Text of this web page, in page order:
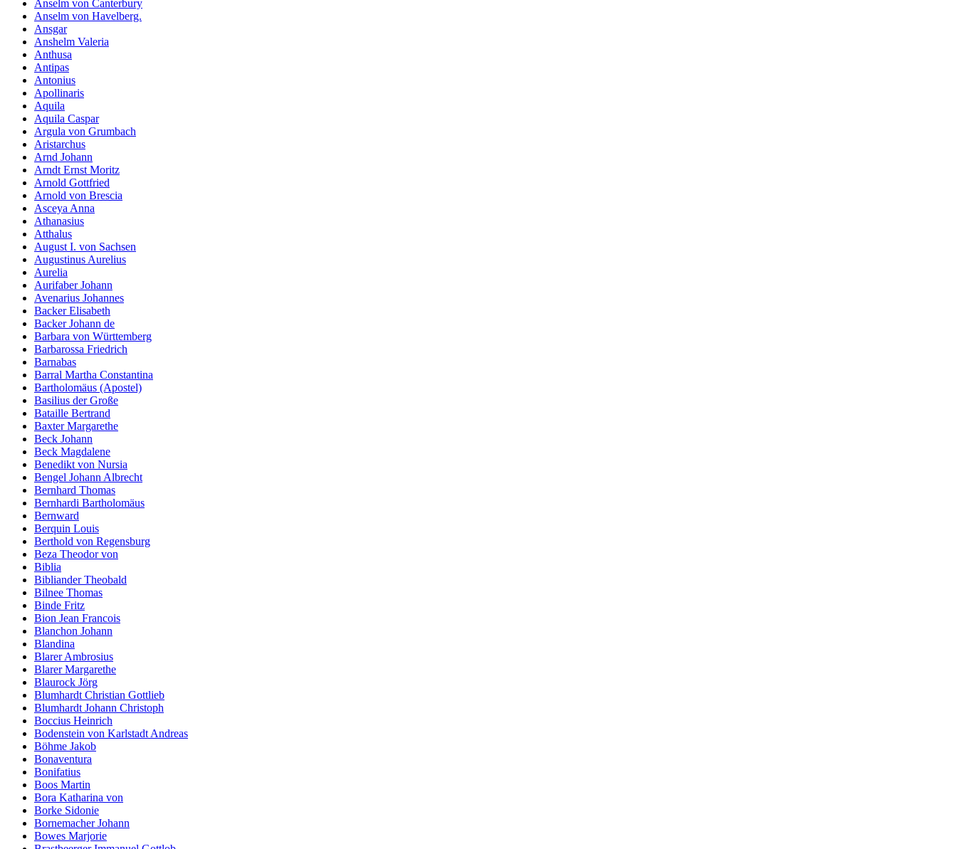
Anselm von Canterbury
Anselm von Havelberg.
Ansgar
Anshelm Valeria
Anthusa
Antipas
Antonius
Apollinaris
Aquila
Aquila Caspar
Argula von Grumbach
Aristarchus
Arnd Johann
Arndt Ernst Moritz
Arnold Gottfried
Arnold von Brescia
Asceya Anna
Athanasius
Atthalus
August I. von Sachsen
Augustinus Aurelius
Aurelia
Aurifaber Johann
Avenarius Johannes
Backer Elisabeth
Backer Johann de
Barbara von Württemberg
Barbarossa Friedrich
Barnabas
Barral Martha Constantina
Bartholomäus (Apostel)
Basilius der Große
Bataille Bertrand
Baxter Margarethe
Beck Johann
Beck Magdalene
Benedikt von Nursia
Bengel Johann Albrecht
Bernhard Thomas
Bernhardi Bartholomäus
Bernward
Berquin Louis
Berthold von Regensburg
Beza Theodor von
Biblia
Bibliander Theobald
Bilnee Thomas
Binde Fritz
Bion Jean Francois
Blanchon Johann
Blandina
Blarer Ambrosius
Blarer Margarethe
Blaurock Jörg
Blumhardt Christian Gottlieb
Blumhardt Johann Christoph
Boccius Heinrich
Bodenstein von Karlstadt Andreas
Böhme Jakob
Bonaventura
Bonifatius
Boos Martin
Bora Katharina von
Borke Sidonie
Bornemacher Johann
Bowes Marjorie